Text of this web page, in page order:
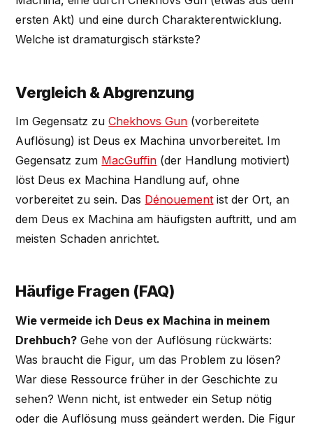
ersten Akt) und eine durch Charakterentwicklung.
Welche ist dramaturgisch stärkste?
Vergleich & Abgrenzung
Im Gegensatz zuChekhovs Gun (vorbereitete
Auflösung) ist Deus ex Machina unvorbereitet. Im
Gegensatz zum MacGuffin (der Handlung motiviert)
löst Deus ex Machina Handlung auf, ohne
vorbereitet zu sein. Das Dénouement ist der Ort, an
dem Deus ex Machina am häufigsten auftritt, und am
meisten Schaden anrichtet.
Häufige Fragen (FAQ)
Wie vermeide ich Deus ex Machina in meinem
Drehbuch? Gehe von der Auflösung rückwärts:
Was braucht die Figur, um das Problem zu lösen?
War diese Ressource früher in der Geschichte zu
sehen? Wenn nicht, ist entweder ein Setup nötig
oder die Auflösung muss geändert werden. Die Figur